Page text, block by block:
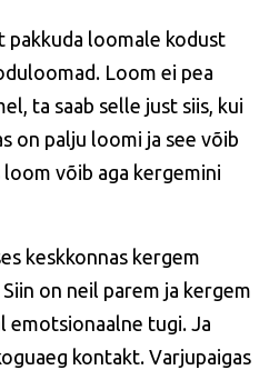
pakkuda loomale kodust
Loom ei pea
ta saab selle just siis, kui
on palju loomi ja see võib
võib aga kergemini
keskkonnas kergem
on neil parem ja kergem
emotsionaalne tugi. Ja
kontakt. Varjupaigas